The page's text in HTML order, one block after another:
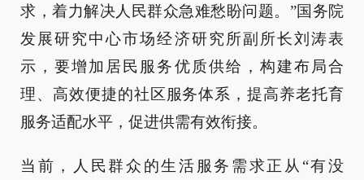
求，着力解决人民群众急难愁盼问题。”国务院
发展研究中心市场经济研究所副所长刘涛表
示，要增加居民服务优质供给，构建布局合
理、高效便捷的社区服务体系，提高养老托育
服务适配水平，促进供需有效衔接。
当前，人民群众的生活服务需求正从“有没